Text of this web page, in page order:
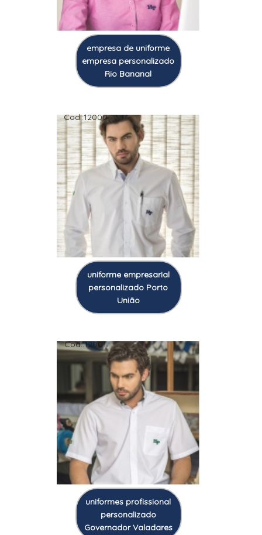
empresa de uniforme
empresa personalizado
Rio Bananal
Cod.:12000
uniforme empresarial
personalizado Porto
União
Cod.:12001
uniformes profissional
personalizado
Governador Valadares